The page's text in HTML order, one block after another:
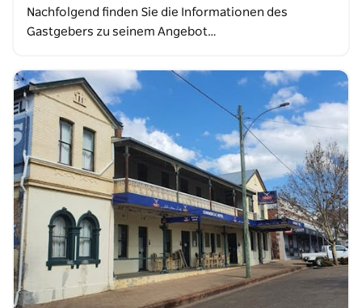
Nachfolgend finden Sie die Informationen des
Gastgebers zu seinem Angebot…